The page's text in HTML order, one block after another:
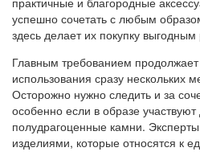
успешно сочетать с любым
здесь делает их покупку
Главным требованием продолжает
использования сразу нескольких
Осторожно нужно следить и за
особенно если в образе
полудрагоценные камни.
изделиями, которые относятся к